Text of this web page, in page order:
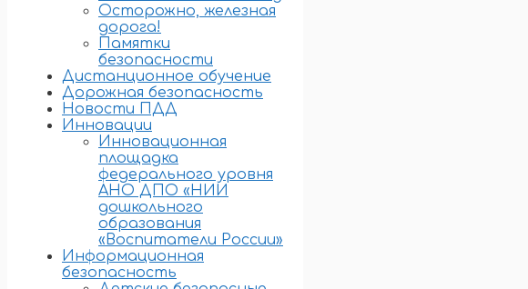
Осторожно, железная
дорога!
Памятки
безопасности
Дистанционное обучение
Дорожная безопасность
Новости ПДД
Инновации
Инновационная
площадка
федерального уровня
АНО ДПО «НИИ
дошкольного
образования
«Воспитатели России»
Информационная
безопасность